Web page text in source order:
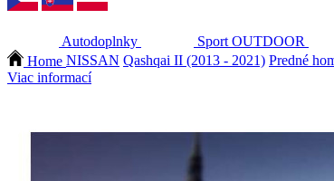
Autodoplnky Sport OUTDOOR
Home NISSAN Qashqai II (2013 - 2021) Predné
Viac informací